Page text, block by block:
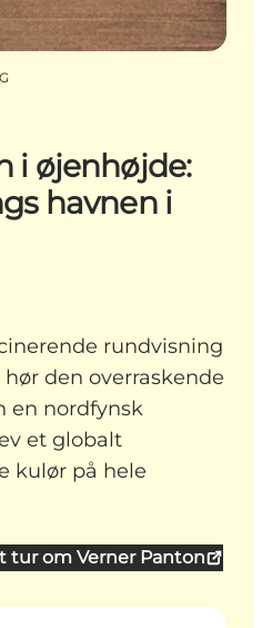
i øjenhøjde:
havnen i
rundvisning
den overraskende
en nordfynsk
et globalt
kulør på hele
tur om Verner Panton